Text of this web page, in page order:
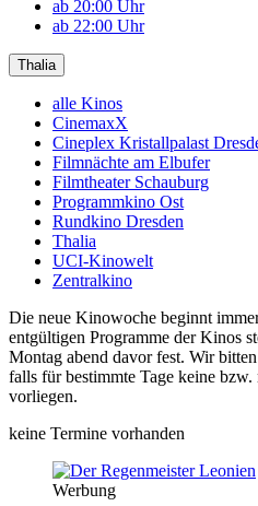
ab 20:00 Uhr
ab 22:00 Uhr
Thalia
alle Kinos
CinemaxX
Cineplex Kristallpalast
Filmnächte am Elbufer
Filmtheater Schauburg
Programmkino Ost
Rundkino Dresden
Thalia
UCI-Kinowelt
Zentralkino
Die neue Kinowoche beginnt
entgültigen Programme der Kinos
Montag abend davor fest. Wir
falls für bestimmte Tage keine
vorliegen.
keine Termine vorhanden
Werbung